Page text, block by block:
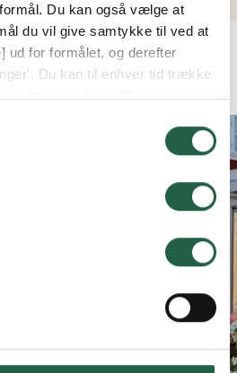
Du kan også vælge at
du vil give samtykke til ved at
ud for formålet, og derefter
Du kan til enhver tid trække
at [trykke på det lille ikon
og andre teknologier,